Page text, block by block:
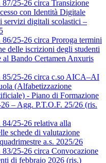
25-26 circa Transizione
con Identità Digitale
servizi digitali scolastici –
25-26 circa Proroga termini
delle iscrizioni degli studenti
al Bando Certamen Anxuris
85/25-26 circa c.so AICA–AI
(Alfabetizzazione
- Piano di Formazione
– Agg. P.T.O.F. 25/26 (ris.
25-26 relativa alla
schede di valutazione
a.s. 2025/26
25-26 circa Convocazione
di febbraio 2026 (ris.)